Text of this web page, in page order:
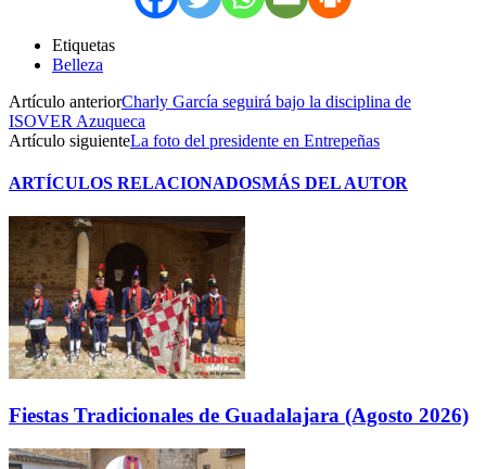
Etiquetas
Belleza
Artículo anteriorCharly García seguirá bajo la disciplina de
ISOVER Azuqueca
Artículo siguienteLa foto del presidente en Entrepeñas
ARTÍCULOS RELACIONADOSMÁS DEL AUTOR
Fiestas Tradicionales de Guadalajara (Agosto 2026)